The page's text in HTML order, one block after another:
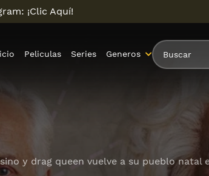
¡Clic Aquí!
Peliculas Series Generos
y drag queen vuelve a su pueblo natal